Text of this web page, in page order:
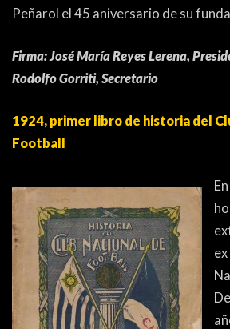
Peñarol el 45 aniversario de su
Firma: José María Reyes Lerena,
Rodolfo Gorriti, Secretario
1924, primer libro de historia del
Football